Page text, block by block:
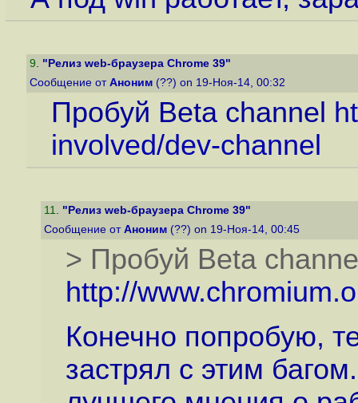
9. "Релиз web-браузера Chrome 39"
Сообщение от Аноним (??) on 19-Ноя-14, 00:32
Пробуй Beta channel
involved/dev-channel
11. "Релиз web-браузера Chrome 39"
Сообщение от Аноним (??) on 19-Ноя-14, 00:45
> Пробуй Beta
http://
Конечно попробую,
застрял с этим